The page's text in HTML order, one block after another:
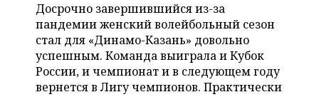
КОМУ ПРИНАДЛЕЖАТ
ТОРГОВЫЕ ЦЕНТРЫ
ТАТАРСТАНА
БЮДЖЕТ
ИНВЕСТИЦИИ
АГРОПРОМ
МАШИНОСТРОЕНИЕ
НЕФТЕХИМИЯ
НОВОСТИ АВТО
БИЗНЕС
НОВОСТИ БИЗНЕСА
ТЕХНОЛОГИИ
Досрочно завершившийся из-за
пандемии женский волейбольный сезон
стал для «Динамо-Казань» довольно
успешным. Команда выиграла и Кубок
России, и чемпионат и в следующем году
вернется в Лигу чемпионов. Практически